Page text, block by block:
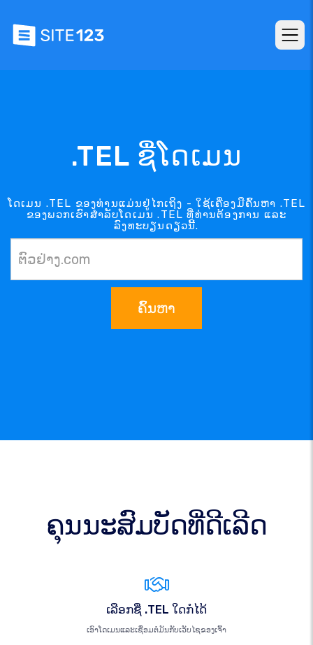
.TEL ຊື່ໂດເມນ
ໂດເມນ .TEL ຂອງທ່ານແມ່ນຢູ່ໄກເຖິງ - ໃຊ້ເຄື່ອງມືຄົ້ນຫາ .TEL
ຂອງພວກເຮົາສຳລັບໂດເມນ .TEL ທີ່ທ່ານຕ້ອງການ ແລະ
ລົງທະບຽນດຽວນີ້.
ຄົ້ນຫາ
ຄຸນນະສົມບັດທີ່ດີເລີດ
ເລືອກຊື່ .TEL ໃດກໍໄດ້
ເອົາໂດເມນແລະເຊື່ອມຕໍ່ມັນກັບເວັບໄຊຂອງເຈົ້າ